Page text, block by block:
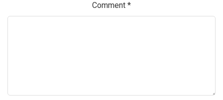
Comment *